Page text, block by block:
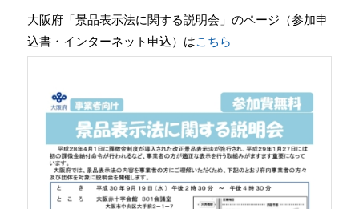
大阪府「景品表示法に関する説明会」のページ（参加申
込書・インターネット申込）はこちら